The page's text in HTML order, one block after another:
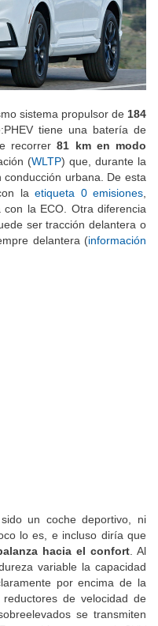
sistema propulsor de 184
tiene una batería de
recorrer81 km en modo
(WLTP) que, durante la
urbana. De esta
laetiqueta 0 emisiones
la ECO. Otra diferencia
ser tracción delantera o
delantera (información
un coche deportivo, ni
lo es, e incluso diría que
hacia el confort . Al
variable la capacidad
por encima de la
de velocidad de
se transmiten